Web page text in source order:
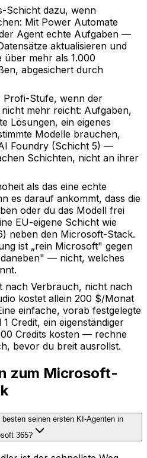
Schicht dazu, wenn
Mit Power Automate
Agent echte Aufgaben —
aktualisieren und
über mehr als 1.000
abgesichert durch
Profi-Stufe, wenn der
mehr reicht: Aufgaben,
Lösungen, ein eigenes
Modelle brauchen,
Foundry (Schicht 5) —
Schichten, nicht an ihrer
als das eine echte
es darauf ankommt, dass die
oder du das Modell frei
EU-eigene Schicht wie
neben den Microsoft-Stack.
ist „rein Microsoft" gegen
daneben" — nicht, welches
nach Verbrauch, nicht nach
kostet allein 200 $/Monat
einfache, vorab festgelegte
Credit, ein eigenständiger
Credits kosten — rechne
bevor du breit ausrollst.
zum Microsoft-
seinen ersten KI-Agenten in
365?